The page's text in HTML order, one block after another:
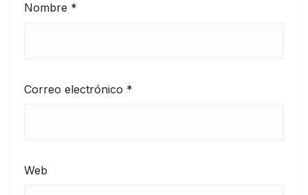
Nombre *
Correo electrónico *
Web